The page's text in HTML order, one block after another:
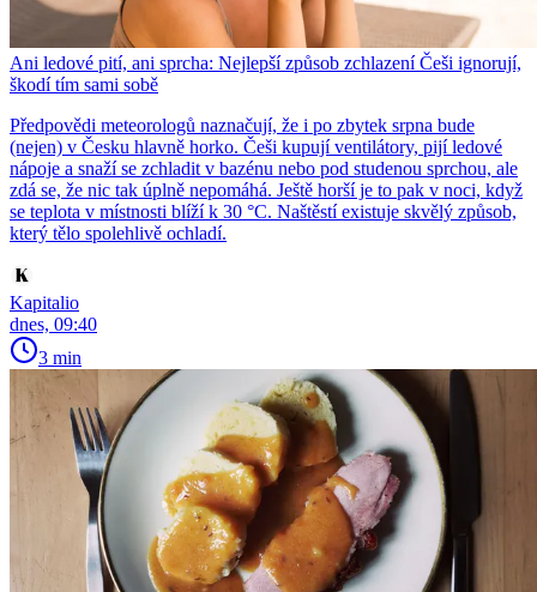
Ani ledové pití, ani sprcha: Nejlepší způsob zchlazení Češi ignorují,
škodí tím sami sobě
Předpovědi meteorologů naznačují, že i po zbytek srpna bude
(nejen) v Česku hlavně horko. Češi kupují ventilátory, pijí ledové
nápoje a snaží se zchladit v bazénu nebo pod studenou sprchou, ale
zdá se, že nic tak úplně nepomáhá. Ještě horší je to pak v noci, když
se teplota v místnosti blíží k 30 °C. Naštěstí existuje skvělý způsob,
který tělo spolehlivě ochladí.
Kapitalio
dnes, 09:40
3 min